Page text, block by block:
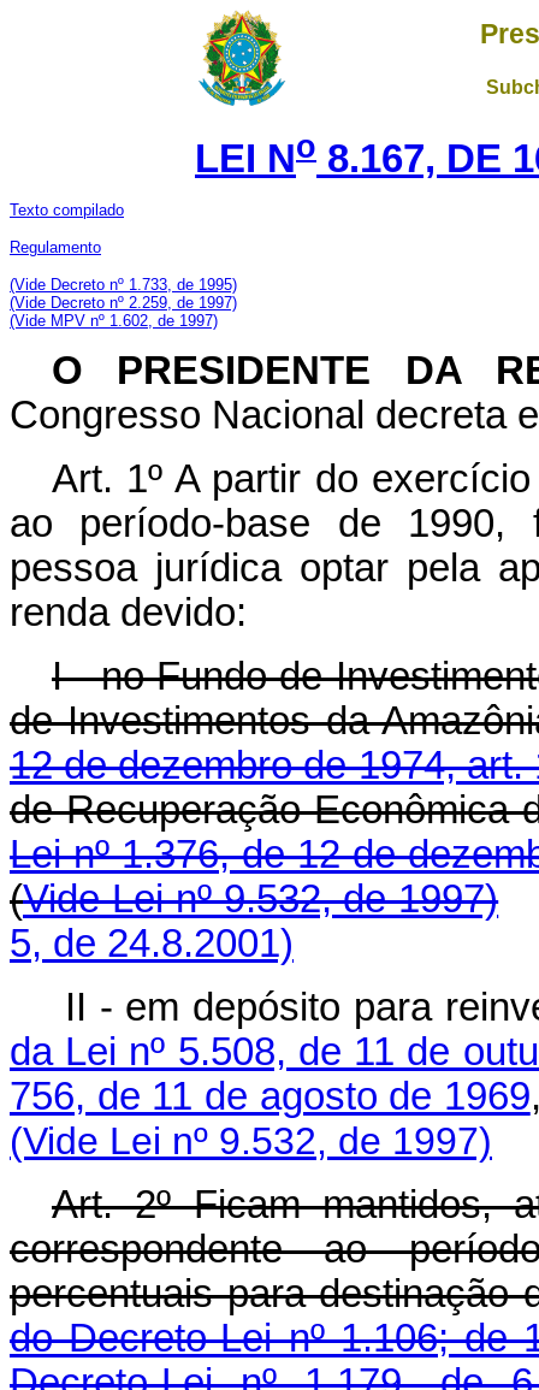
LEI No 8.167, DE
Texto compilado
Regulamento
(Vide Decreto nº 1.733, de 1995)
(Vide Decreto nº 2.259, de 1997)
(Vide MPV nº 1.602, de 1997)
O PRESIDENTE DA
Congresso Nacional decreta
Art. 1º A partir do
ao período-base de 1990,
pessoa jurídica optar pela
renda devido:
I - no Fundo de
de Investimentos da
12 de dezembro de 1974, art.
de Recuperação Econômica
Lei nº 1.376, de 12 de
(Vide Lei nº 9.532, de 1997)
5, de 24.8.2001)
II - em depósito para
da Lei nº 5.508, de 11 de
756, de 11 de agosto de 1969
(Vide Lei nº 9.532, de 1997)
Art. 2º Ficam mantidos,
correspondente ao
percentuais para
do Decreto-Lei nº 1.106; de